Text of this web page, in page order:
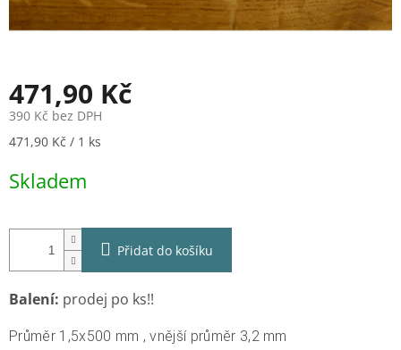
471,90 Kč
390 Kč bez DPH
Měrná
471,90 Kč / 1 ks
Skladem
Přidat do košíku
Balení: prodej po ks!!
Průměr 1,5x500 mm , vnější průměr 3,2 mm